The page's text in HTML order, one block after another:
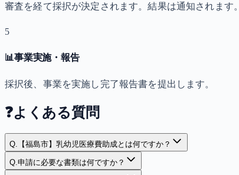
審査を経て採択が決定されます。結果は通知されます。
5
📊事業実施・報告
採択後、事業を実施し完了報告書を提出します。
❓よくある質問
Q. 【福島市】乳幼児医療費助成とは何ですか？
Q.申請に必要な書類は何ですか？